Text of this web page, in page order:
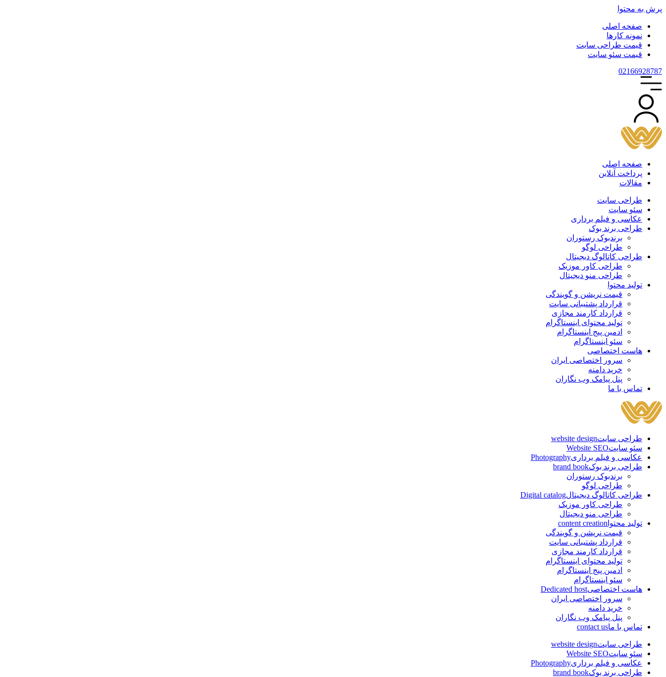
پرش به محتوا
صفحه اصلی
نمونه کارها
قیمت طراحی سایت
قیمت سئو سایت
02166928787
صفحه اصلی
پرداخت آنلاین
مقالات
طراحی سایت
سئو سایت
عکاسی و فیلم برداری
طراحی برند بوک
برندبوک رستوران
طراحی لوگو
طراحی کاتالوگ دیجیتال
طراحی کاور موزیک
طراحی منو دیجیتال
تولید محتوا
قیمت نریشن و گویندگی
قرارداد پشتیبانی سایت
قرارداد کارمند مجازی
تولید محتوای اینستاگرام
ادمین پیج اینستاگرام
سئو اینستاگرام
هاست اختصاصی
سرور اختصاصی ایران
خرید دامنه
پنل پیامک وب نگاران
تماس با ما
طراحی سایتwebsite design
سئو سایتWebsite SEO
عکاسی و فیلم برداریPhotography
طراحی برند بوکbrand book
برندبوک رستوران
طراحی لوگو
طراحی کاتالوگ دیجیتالDigital catalog
طراحی کاور موزیک
طراحی منو دیجیتال
تولید محتوا content creation
قیمت نریشن و گویندگی
قرارداد پشتیبانی سایت
قرارداد کارمند مجازی
تولید محتوای اینستاگرام
ادمین پیج اینستاگرام
سئو اینستاگرام
هاست اختصاصیDedicated host
سرور اختصاصی ایران
خرید دامنه
پنل پیامک وب نگاران
تماس با ماcontact us
طراحی سایتwebsite design
سئو سایتWebsite SEO
عکاسی و فیلم برداریPhotography
طراحی برند بوکbrand book